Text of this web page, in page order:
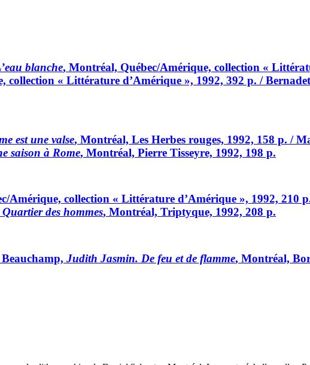
blanche, Montréal, Québec/Amérique, collection «
collection « Littérature d’Amérique », 1992, 392 p. /
est une valse, Montréal, Les Herbes rouges, 1992, 158 p. /
saison à Rome, Montréal, Pierre Tisseyre, 1992, 198 p.
Amérique, collection « Littérature d’Amérique », 1992, 210
Quartier des hommes, Montréal, Triptyque, 1992, 208 p.
Judith Jasmin. De feu et de flamme, Montréal,